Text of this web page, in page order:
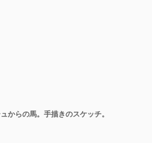
からの馬。手描きのスケッチ。